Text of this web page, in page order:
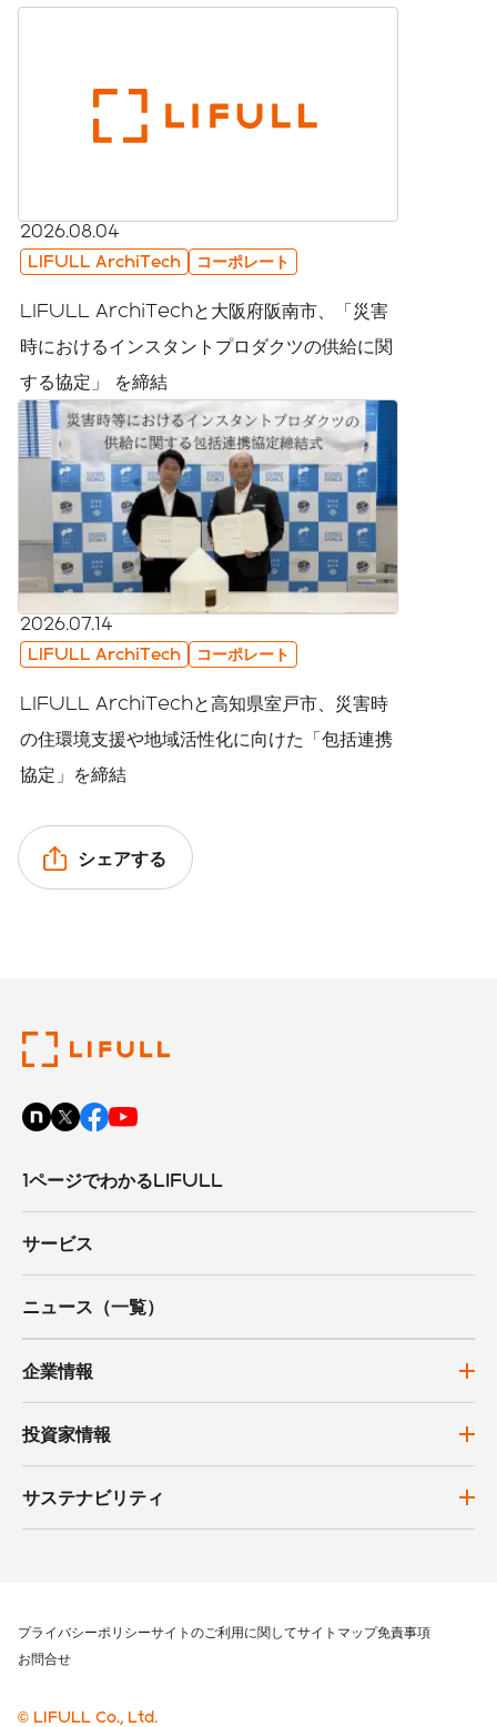
2026.08.04
LIFULL ArchiTech コーポレート
LIFULL ArchiTechと大阪府阪南市、「災害
時におけるインスタントプロダクツの供給に関
する協定」 を締結
2026.07.14
LIFULL ArchiTech コーポレート
LIFULL ArchiTechと高知県室戸市、災害時
の住環境支援や地域活性化に向けた「包括連携
協定」を締結
シェアする
1ページでわかるLIFULL
サービス
ニュース（一覧）
企業情報
投資家情報
サステナビリティ
プライバシーポリシーサイトのご利用に関してサイトマップ免責事項
お問合せ
© LIFULL Co., Ltd.